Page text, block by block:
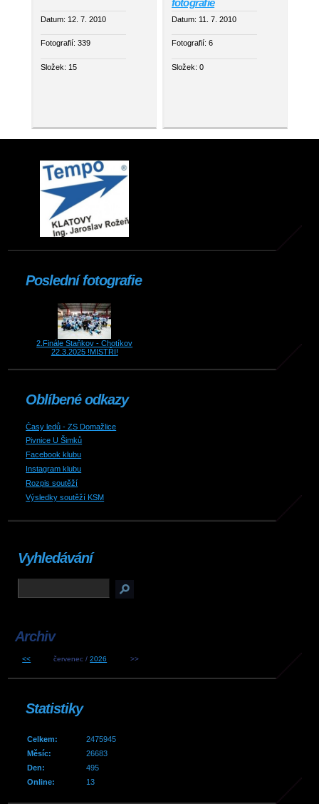
Datum: 12. 7. 2010
Fotografií: 339
Složek: 15
fotografie
Datum: 11. 7. 2010
Fotografií: 6
Složek: 0
Poslední fotografie
2.Finále Staňkov - Chotíkov
22.3.2025 !MISTŘI!
Oblíbené odkazy
Časy ledů - ZS Domažlice
Pivnice U Šimků
Facebook klubu
Instagram klubu
Rozpis soutěží
Výsledky soutěží KSM
Vyhledávání
Archiv
<< červenec /2026 >>
Statistiky
Online: 13
Celkem:
2475945
Měsíc:
26683
Den:
495